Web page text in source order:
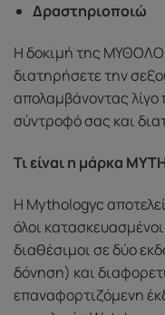
Δραστηριοποιώ
Η δοκιμή της
διατηρήσετε την
απολαμβάνοντας λίγο
σύντροφό σας και
Τι είναι η μάρκα
Η Mythologyc
όλοι
διαθέσιμοι σε δύο
δόνηση) και
επαναφορτιζόμενη